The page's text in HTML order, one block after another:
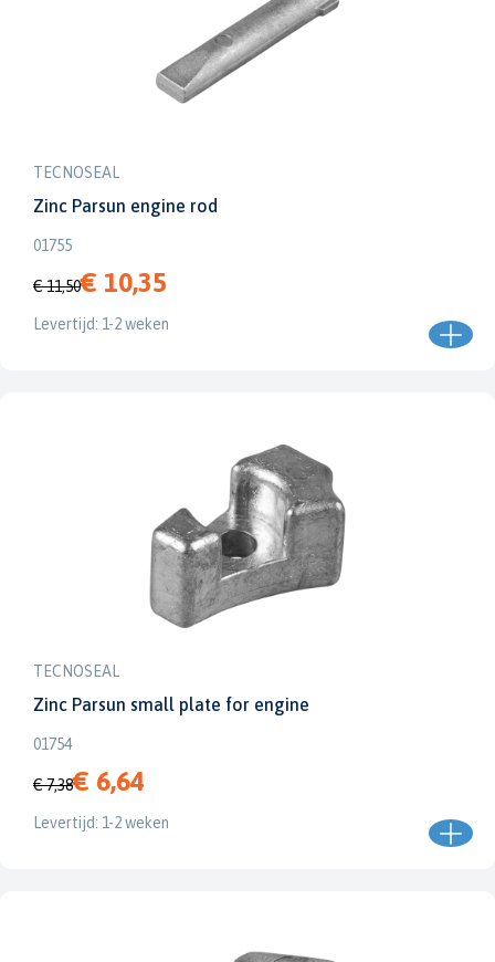
TECNOSEAL
Zinc Parsun engine rod
01755
€ 11,50€ 10,35
Levertijd: 1-2 weken
TECNOSEAL
Zinc Parsun small plate for engine
01754
€ 7,38€ 6,64
Levertijd: 1-2 weken